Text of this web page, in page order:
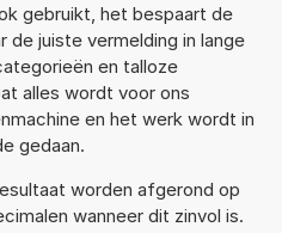
gebruikt, het bespaart de
juiste vermelding in lange
en talloze
alles wordt voor ons
en het werk wordt in
gedaan.
worden afgerond op
wanneer dit zinvol is.